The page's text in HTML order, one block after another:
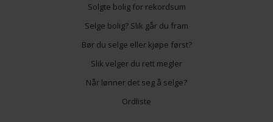
Solgte bolig for rekordsum
Selge bolig? Slik går du fram
Bør du selge eller kjøpe først?
Slik velger du rett megler
Når lønner det seg å selge?
Ordliste